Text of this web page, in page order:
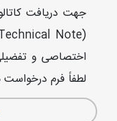
جهت دریافت
اختصاصی و
لطفاً فرم درخواست